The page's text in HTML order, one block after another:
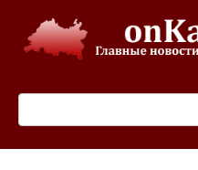
контенту